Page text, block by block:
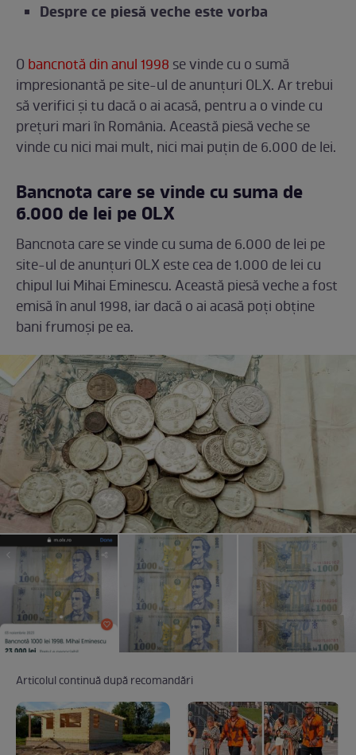
Despre ce piesă veche este vorba
O bancnotă din anul 1998 se vinde cu o sumă
impresionantă pe site-ul de anunțuri OLX. Ar trebui
să verifici și tu dacă o ai acasă, pentru a o vinde cu
prețuri mari în România. Această piesă veche se
vinde cu nici mai mult, nici mai puțin de 6.000 de lei.
Bancnota care se vinde cu suma de
6.000 de lei pe OLX
Bancnota care se vinde cu suma de 6.000 de lei pe
site-ul de anunțuri OLX este cea de 1.000 de lei cu
chipul lui Mihai Eminescu. Această piesă veche a fost
emisă în anul 1998, iar dacă o ai acasă poți obține
bani frumoși pe ea.
Articolul continuă după recomandări